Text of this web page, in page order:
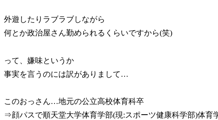
外遊したりラブラブしながら
何とか政治屋さん勤められるくらいですから(笑)
って、嫌味というか
事実を言うのには訳がありまして…
このおっさん…地元の公立高校体育科卒
⇒顔パスで順天堂大学体育学部(現:スポーツ健康科学部)体育